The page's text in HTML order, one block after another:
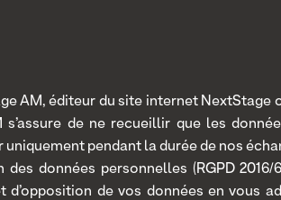
AM, éditeur du site internet NextStage
de ne recueillir que les
pendant la durée de nos
données personnelles (RGPD 2016/
de vos données en vous